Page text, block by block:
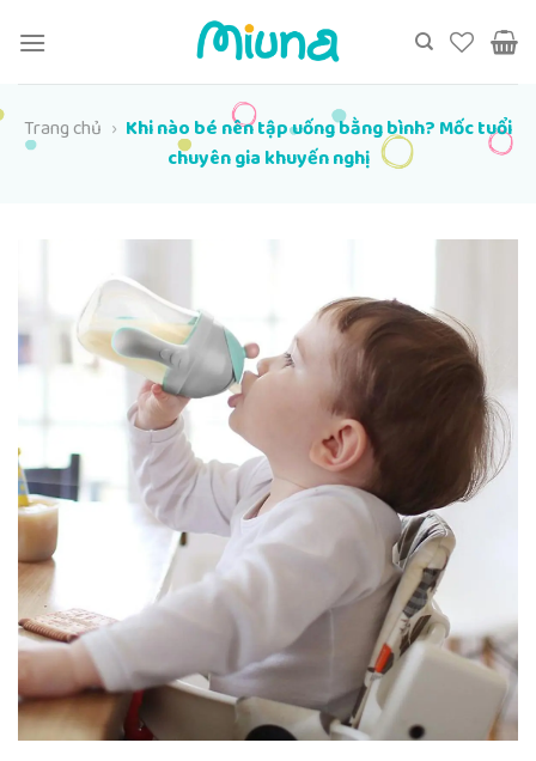
đến
dung
Trang chủ › Khi nào bé nên tập uống bằng bình? Mốc tuổi
chuyên gia khuyến nghị